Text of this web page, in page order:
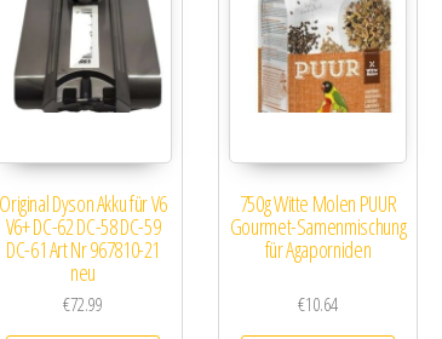
Original Dyson Akku für V6
V6+ DC-62 DC-58 DC-59
DC-61 Art Nr 967810-21
neu
€72.99
750g Witte Molen PUUR
Gourmet-Samenmischung
für Agaporniden
€10.64